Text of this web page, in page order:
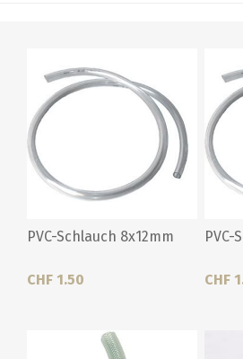
PVC-Schlauch 8x12mm
CHF 1.50
PVC-
CHF